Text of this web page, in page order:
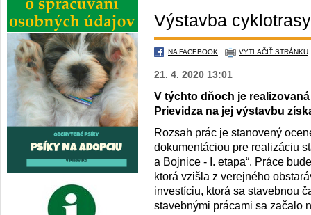
Výstavba cyklotrasy
NA FACEBOOK VYTLAČIŤ STRÁNKU
21. 4. 2020 13:01
V týchto dňoch je
Prievidza na jej výstavbu
Rozsah prác je stanovený
dokumentáciou pre realizáciu
a Bojnice - I. etapa“. Práce
ktorá vzišla z verejného
investíciu, ktorá sa stavebnou
stavebnými prácami sa začalo